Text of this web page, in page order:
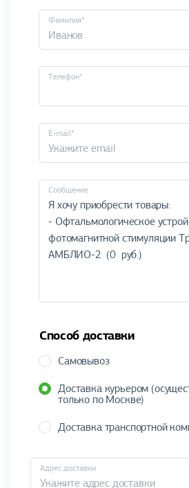
Фамилия*
Телефон*
E-mail*
Cообщение
Способ доставки
Самовывоз
Доставка курьером
только по Москве)
Доставка транспортной
Адрес доставки